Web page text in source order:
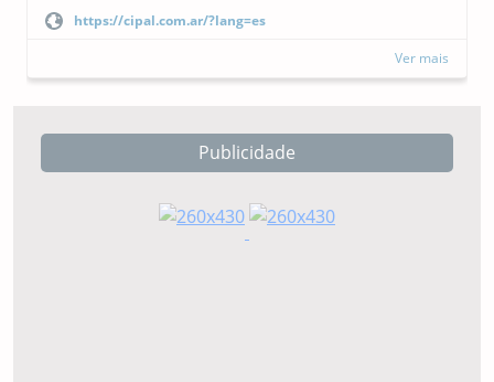
https://cipal.com.ar/?lang=es
Ver mais
Publicidade